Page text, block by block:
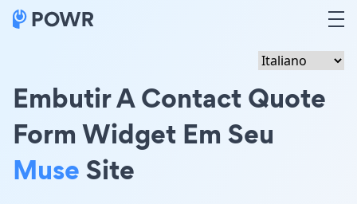
Embutir A Contact Quote
Form Widget Em Seu
MuseSite